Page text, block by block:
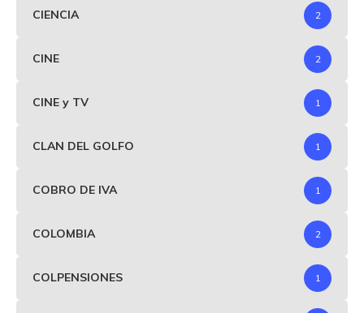
CIENCIA 2
CINE 2
CINE y TV 1
CLAN DEL GOLFO 1
COBRO DE IVA 1
COLOMBIA 2
COLPENSIONES 1